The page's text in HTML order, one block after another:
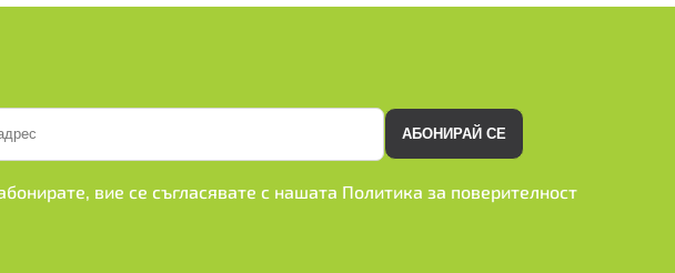
АБОНИРАЙ СЕ
вие се съгласявате с нашата Политика за поверителност